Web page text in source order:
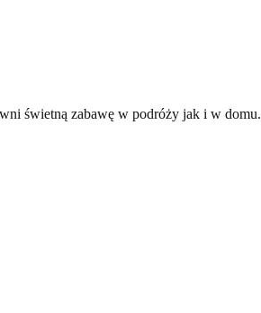
świetną zabawę w podróży jak i w domu.